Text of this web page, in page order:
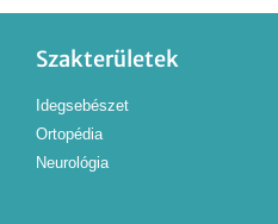
Szakterületek
Idegsebészet
Ortopédia
Neurológia